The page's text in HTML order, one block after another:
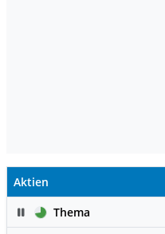
Aktien
PauseThema